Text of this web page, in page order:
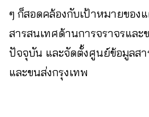
ๆ ก็สอดคล้องกับเป้าหมายขอ
สารสนเทศด้านการจราจรแล
ปัจจุบัน และจัดตั้งศูนย์ข้อมูลส
และขนส่งกรุงเทพ